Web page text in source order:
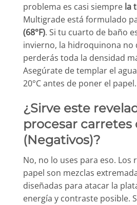
problema es casi siempre la
Multigrade está formulado
(68°F). Si tu cuarto de baño
invierno, la hidroquinona no
perderás toda la densidad
Asegúrate de templar el
20°C antes de poner el papel.
¿Sirve este
procesar carretes
(Negativos)?
No, no lo uses para eso. Los
papel son mezclas
diseñadas para atacar la
energía y contraste posible.